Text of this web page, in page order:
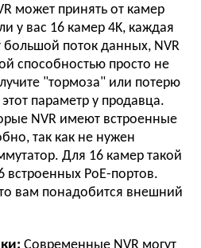
может принять от камер
у вас 16 камер 4K, каждая
большой поток данных, NVR
способностью просто не
"тормоза" или потерю
параметр у продавца.
NVR имеют встроенные
так как не нужен
Для 16 камер такой
встроенных PoE-портов.
то вам понадобится внешний